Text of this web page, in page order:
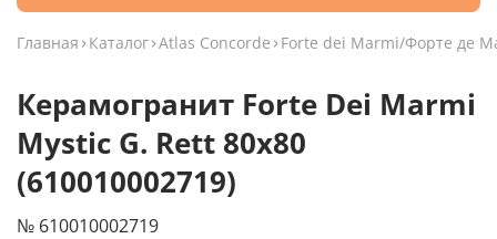
Главная Каталог Atlas Concorde Forte dei Marmi/Форте де
Керамогранит Forte Dei Marmi
Mystic G. Rett 80x80
(610010002719)
№ 610010002719